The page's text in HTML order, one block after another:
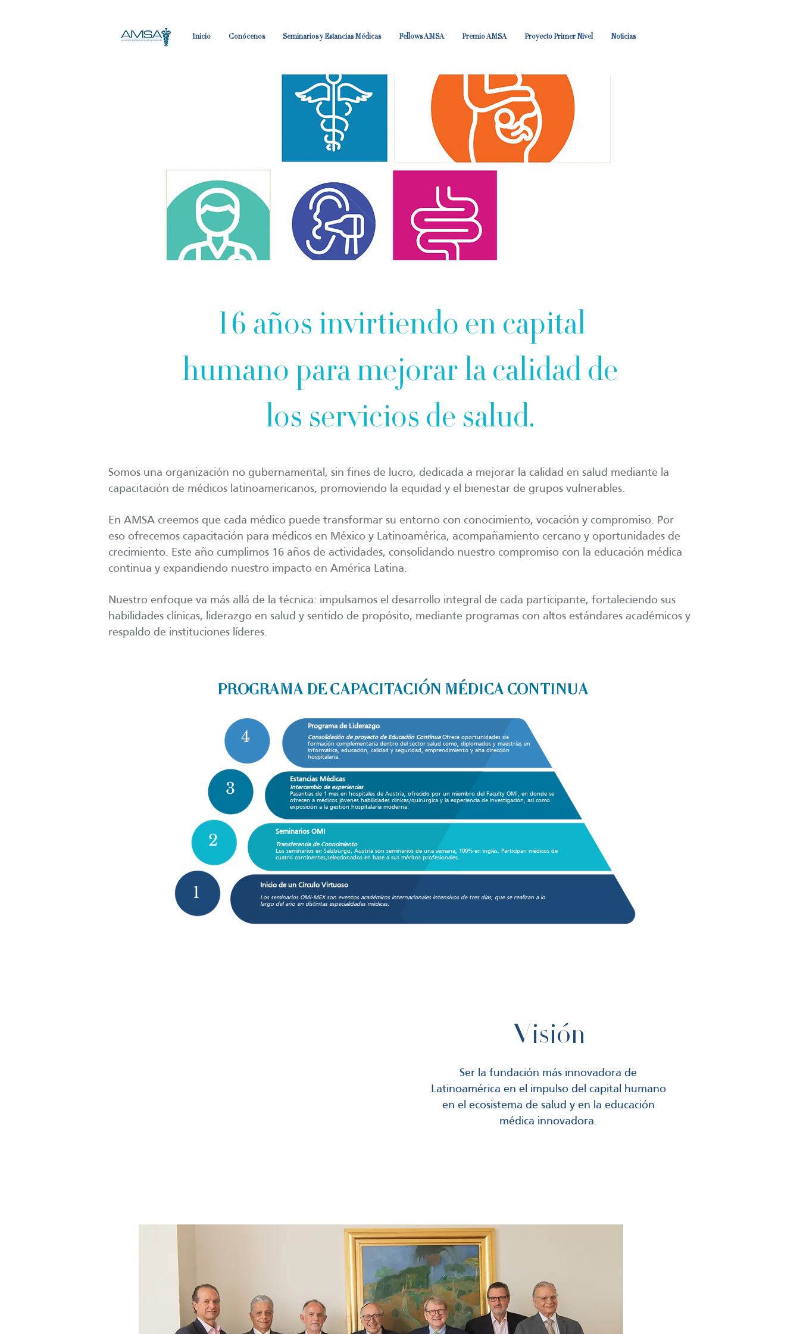
Inicio Conócenos Seminarios y Estancias Médicas Fellows AMSA Premio AMSA Proyecto Primer Nivel Noticias
16 años invirtiendo en capital
humano para mejorar la calidad de
los servicios de salud.
Somos una organización no gubernamental, sin fines de lucro, dedicada a mejorar la calidad en salud mediante la
capacitación de médicos latinoamericanos, promoviendo la equidad y el bienestar de grupos vulnerables.
En AMSA creemos que cada médico puede transformar su entorno con conocimiento, vocación y compromiso. Por
eso ofrecemos capacitación para médicos en México y Latinoamérica, acompañamiento cercano y oportunidades de
crecimiento. Este año cumplimos 16 años de actividades, consolidando nuestro compromiso con la educación médica
continua y expandiendo nuestro impacto en América Latina.
Nuestro enfoque va más allá de la técnica: impulsamos el desarrollo integral de cada participante, fortaleciendo sus
habilidades clínicas, liderazgo en salud y sentido de propósito, mediante programas con altos estándares académicos y
respaldo de instituciones líderes.
Seminarios OMI
Transferencia de Conocimiento
Los seminarios en Salzburgo, Austria son seminarios de una semana, 100% en inglés. Participan médicos de
cuatro continentes,seleccionados en base a sus méritos profesionales.
Estancias Médicas
Programa de Liderazgo
Consolidación de proyecto de Educación Continua Ofrece oportunidades de
formación complementaria dentro del sector salud como, diplomados y maestrías en
informática, educación, calidad y seguridad, emprendimiento y alta dirección
hospitalaria.
PROGRAMA DE CAPACITACIÓN MÉDICA CONTINUA
Intercambio de experiencias
Pasantías de 1 mes en hospitales de Austria, ofrecido por un miembro del Faculty OMI, en donde se
ofrecen a médicos jóvenes habilidades clínicas/quirúrgica y la experiencia de investigación, así como
exposición a la gestión hospitalaria moderna.
Inicio de un Círculo Virtuoso
Los seminarios OMI-MEX son eventos académicos internacionales intensivos de tres días, que se realizan a lo
largo del año en distintas especialidades médicas.
4
3
2
1
Visión
Ser la fundación más innovadora de
Latinoamérica en el impulso del capital humano
en el ecosistema de salud y en la educación
médica innovadora.